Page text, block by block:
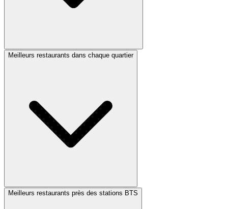
Meilleurs restaurants dans chaque quartier
Meilleurs restaurants près des stations BTS